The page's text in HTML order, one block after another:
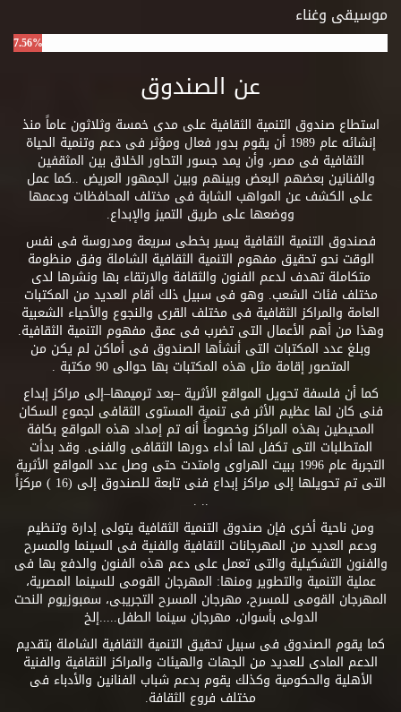
موسيقى وغناء
7.56%
عن الصندوق
استطاع صندوق التنمية الثقافية على مدى خمسة وثلاثون عاماً منذ
إنشائه عام 1989 أن يقوم بدور فعال ومؤثر فى دعم وتنمية الحياة
الثقافية فى مصر، وأن يمد جسور التحاور الخلاق بين المثقفين
والفنانين بعضهم البعض وبينهم وبين الجمهور العريض ..كما عمل
على الكشف عن المواهب الشابة فى مختلف المحافظات ودعمها
ووضعها على طريق التميز والإبداع.
فصندوق التنمية الثقافية يسير بخطى سريعة ومدروسة فى نفس
الوقت نحو تحقيق مفهوم التنمية الثقافية الشاملة وفق منظومة
متكاملة تهدف لدعم الفنون والثقافة والارتقاء بها ونشرها لدى
مختلف فئات الشعب. وهو فى سبيل ذلك أقام العديد من المكتبات
العامة والمراكز الثقافية فى مختلف القرى والنجوع والأحياء الشعبية
وهذا من أهم الأعمال التى تضرب فى عمق مفهوم التنمية الثقافية.
وبلغ عدد المكتبات التى أنشأها الصندوق فى أماكن لم يكن من
المتصور إقامة مثل هذه المكتبات بها حوالى 90 مكتبة .
كما أن فلسفة تحويل المواقع الأثرية –بعد ترميمها–إلى مراكز إبداع
فنى كان لها عظيم الأثر فى تنمية المستوى الثقافى لجموع السكان
المحيطين بهذه المراكز وخصوصاً أنه تم إمداد هذه المواقع بكافة
المتطلبات التى تكفل لها أداء دورها الثقافى والفنى. وقد بدأت
التجربة عام 1996 ببيت الهراوى وامتدت حتى وصل عدد المواقع الأثرية
التى تم تحويلها إلى مراكز إبداع فنى تابعة للصندوق إلى (16 ) مركزاً
.. .
ومن ناحية أخرى فإن صندوق التنمية الثقافية يتولى إدارة وتنظيم
ودعم العديد من المهرجانات الثقافية والفنية فى السينما والمسرح
والفنون التشكيلية والتى تعمل على دعم هذه الفنون والدفع بها فى
عملية التنمية والتطوير ومنها: المهرجان القومى للسينما المصرية،
المهرجان القومى للمسرح، مهرجان المسرح التجريبى، سمبوزيوم النحت
الدولى بأسوان، مهرجان سينما الطفل.....إلخ
كما يقوم الصندوق فى سبيل تحقيق التنمية الثقافية الشاملة بتقديم
الدعم المادى للعديد من الجهات والهيئات والمراكز الثقافية والفنية
الأهلية والحكومية وكذلك يقوم بدعم شباب الفنانين والأدباء فى
مختلف فروع الثقافة.